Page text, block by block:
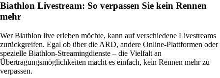
Biathlon Livestream: So verpassen Sie kein Rennen
mehr
Wer Biathlon live erleben möchte, kann auf verschiedene Livestreams
zurückgreifen. Egal ob über die ARD, andere Online-Plattformen oder
spezielle Biathlon-Streamingdienste – die Vielfalt an
Übertragungsmöglichkeiten macht es einfach, kein Rennen mehr zu
verpassen.